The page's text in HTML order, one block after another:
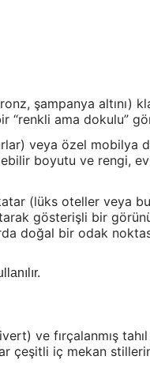
şampanya altını)
“renkli ama dokulu”
veya özel mobilya
boyutu ve rengi,
(lüks oteller veya
gösterişli bir
doğal bir odak
ve fırçalanmış
çeşitli iç mekan